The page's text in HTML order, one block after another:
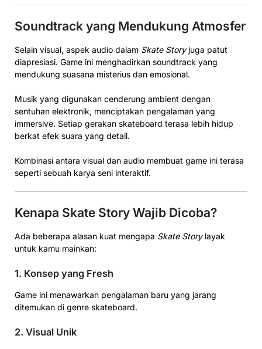
Soundtrack yang Mendukung Atmosfer
Selain visual, aspek audio dalam Skate Storyjuga patut
diapresiasi. Game ini menghadirkan soundtrack yang
mendukung suasana misterius dan emosional.
Musik yang digunakan cenderung ambient dengan
sentuhan elektronik, menciptakan pengalaman yang
immersive. Setiap gerakan skateboard terasa lebih hidup
berkat efek suara yang detail.
Kombinasi antara visual dan audio membuat game ini terasa
seperti sebuah karya seni interaktif.
Kenapa Skate Story Wajib Dicoba?
Ada beberapa alasan kuat mengapa Skate Storylayak
untuk kamu mainkan:
1. Konsep yang Fresh
Game ini menawarkan pengalaman baru yang jarang
ditemukan di genre skateboard.
2. Visual Unik